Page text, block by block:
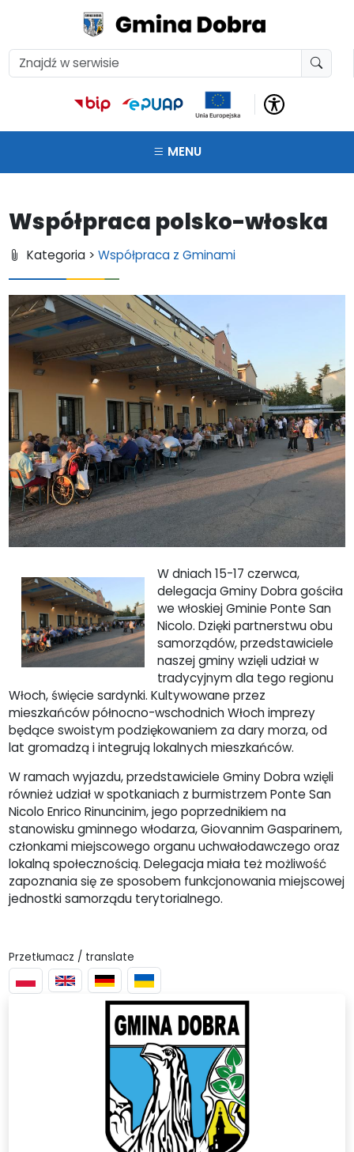
MENU
Współpraca polsko-włoska
Kategoria >Współpraca z Gminami
W dniach 15-17 czerwca,
delegacja Gminy Dobra gościła
we włoskiej Gminie Ponte San
Nicolo. Dzięki partnerstwu obu
samorządów, przedstawiciele
naszej gminy wzięli udział w
tradycyjnym dla tego regionu
Włoch, święcie sardynki. Kultywowane przez
mieszkańców północno-wschodnich Włoch imprezy
będące swoistym podziękowaniem za dary morza, od
lat gromadzą i integrują lokalnych mieszkańców.
W ramach wyjazdu, przedstawiciele Gminy Dobra wzięli
również udział w spotkaniach z burmistrzem Ponte San
Nicolo Enrico Rinuncinim, jego poprzednikiem na
stanowisku gminnego włodarza, Giovannim Gasparinem,
członkami miejscowego organu uchwałodawczego oraz
lokalną społecznością. Delegacja miała też możliwość
zapoznania się ze sposobem funkcjonowania miejscowej
jednostki samorządu terytorialnego.
Przetłumacz / translate